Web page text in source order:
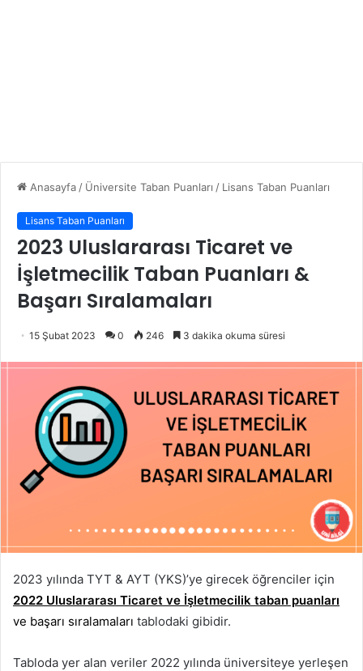
Anasayfa / Üniversite Taban Puanları / Lisans Taban Puanları
Lisans Taban Puanları
2023 Uluslararası Ticaret ve
İşletmecilik Taban Puanları &
Başarı Sıralamaları
15 Şubat 2023 0 246 3 dakika okuma süresi
2023 yılında TYT & AYT (YKS)’ye girecek öğrenciler için
2022 Uluslararası Ticaret ve İşletmecilik taban puanları
ve başarı sıralamaları tablodaki gibidir.
Tabloda yer alan veriler 2022 yılında üniversiteye yerleşen